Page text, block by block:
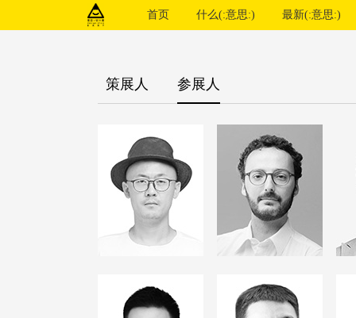
首页 什么(:意思:) 最新(:意思:)
策展人 参展人